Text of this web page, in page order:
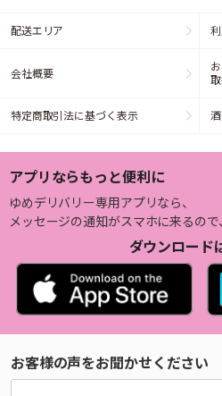
配送エリア
会社概要
特定商取引法に基づく表示
アプリならもっと便利に
ゆめデリバリー専用アプリなら、
メッセージの通知がスマホに来るので
ダウンロード
お客様の声をお聞かせください